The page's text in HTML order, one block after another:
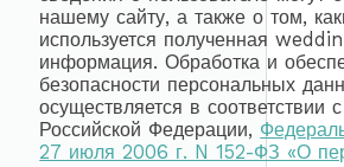
нашему сайту, а также о том,
используется полученная
информация. Обработка и
безопасности персональных
осуществляется в соответствии
Российской Федерации,
27 июля 2006 г. N 152-ФЗ «О